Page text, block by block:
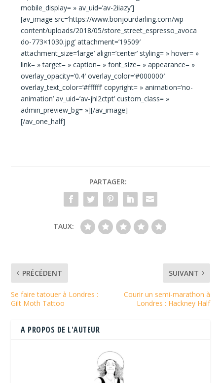
mobile_display= » av_uid=’av-2iiazy’]
[av_image src=’https://www.bonjourdarling.com/wp-
content/uploads/2018/05/store_street_espresso_avoca
do-773×1030.jpg’ attachment=’19509′
attachment_size=’large’ align=’center’ styling= » hover= »
link= » target= » caption= » font_size= » appearance= »
overlay_opacity=’0.4′ overlay_color=’#000000′
overlay_text_color=’#ffffff’ copyright= » animation=’no-
animation’ av_uid=’av-jhl2ctpt’ custom_class= »
admin_preview_bg= »][/av_image]
[/av_one_half]
PARTAGER:
TAUX:
PRÉCÉDENT
Se faire tatouer à Londres :
Gilt Moth Tattoo
SUIVANT
Courir un semi-marathon à
Londres : Hackney Half
A PROPOS DE L'AUTEUR